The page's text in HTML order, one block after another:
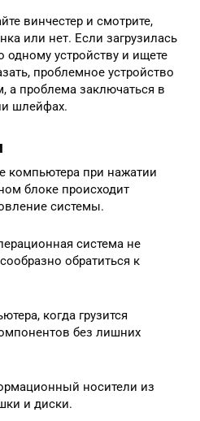
винчестер и смотрите,
или нет. Если загрузилась
устройству и ищете
проблемное устройство
а проблема заключаться в
шлейфах.
компьютера при нажатии
блоке происходит
системы.
система не
обратиться к
когда грузится
без лишних
носители из
и диски.